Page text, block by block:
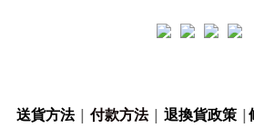
送貨方法 | 付款方法| 退換貨政策 |